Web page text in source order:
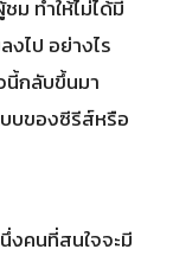
ทำให้ไม่ได้มี
ไป อย่างไร
นี้กลับขึ้นมา
บของซีรีส์หรือ
คนที่สนใจจะมี